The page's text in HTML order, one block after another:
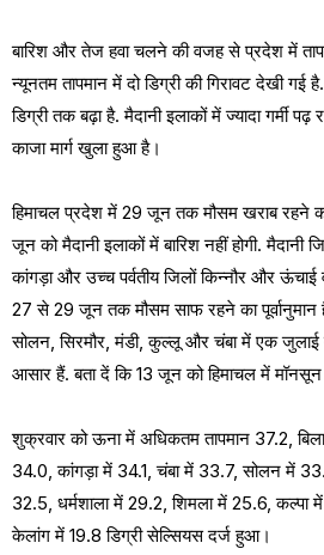
बारिश और तेज हवा चलने की वजह से प्रदेश में
न्यूनतम तापमान में दो डिग्री की गिरावट देखी गई
डिग्री तक बढ़ा है. मैदानी इलाकों में ज्यादा गर्मी
काजा मार्ग खुला हुआ है।
हिमाचल प्रदेश में 29 जून तक मौसम खराब रहने
जून को मैदानी इलाकों में बारिश नहीं होगी. मैदानी
कांगड़ा और उच्च पर्वतीय जिलों किन्नौर और ऊंचाई
27 से 29 जून तक मौसम साफ रहने का पूर्वानुमान
सोलन, सिरमौर, मंडी, कुल्लू और चंबा में एक
आसार हैं. बता दें कि 13 जून को हिमाचल में मॉनसून
शुक्रवार को ऊना में अधिकतम तापमान 37.2,
34.0, कांगड़ा में 34.1, चंबा में 33.7, सोलन में
32.5, धर्मशाला में 29.2, शिमला में 25.6, कल्पा
केलांग में 19.8 डिग्री सेल्सियस दर्ज हुआ।